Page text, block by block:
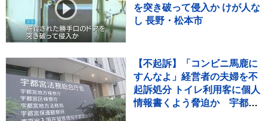
を突き破って侵入か けが人な
し 長野・松本市
【不起訴】「コンビニ馬鹿に
すんなよ」経営者の夫婦を不
起訴処分 トイレ利用客に個人
情報書くよう脅迫か 宇都宮